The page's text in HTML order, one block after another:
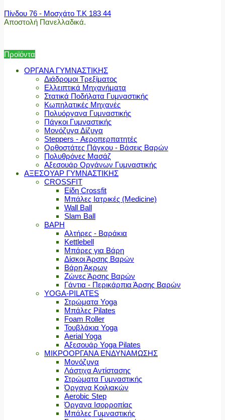
Πίνδου 76 - Μοσχάτο Τ.Κ 183 44
Αποστολή Πανελλαδικά.
Προϊόντα
ΟΡΓΑΝΑ ΓΥΜΝΑΣΤΙΚΗΣ
Διάδρομοι Τρεξίματος
Ελλειπτικά Μηχανήματα
Στατικά Ποδήλατα Γυμναστικής
Κωπηλατικές Μηχανές
Πολυόργανα Γυμναστικής
Πάγκοι Γυμναστικής
Μονόζυγα Δίζυγα
Steppers - Αεροπερπατητές
Ορθοστάτες Πάγκου - Βάσεις Βαρών
Πολυθρόνες Μασάζ
Αξεσουάρ Οργάνων Γυμναστικής
ΑΞΕΣΟΥΑΡ ΓΥΜΝΑΣΤΙΚΗΣ
CROSSFIT
Είδη Crossfit
Μπάλες Ιατρικές (Medicine)
Wall Ball
Slam Ball
ΒΑΡΗ
Αλτήρες - Βαράκια
Kettlebell
Μπάρες για Βάρη
Δίσκοι Άρσης Βαρών
Βάρη Άκρων
Ζώνες Άρσης Βαρών
Γάντια - Περικάρπια Άρσης Βαρών
YOGA-PILATES
Στρώματα Yoga
Μπάλες Pilates
Foam Roller
Τουβλάκια Yoga
Aerial Yoga
Αξεσουάρ Yoga Pilates
ΜΙΚΡΟΟΡΓΑΝΑ ΕΝΔΥΝΑΜΩΣΗΣ
Μονόζυγα
Λάστιχα Αντίστασης
Στρώματα Γυμναστικής
Όργανα Κοιλιακών
Aerobic Step
Όργανα Ισορροπίας
Μπάλες Γυμναστικής